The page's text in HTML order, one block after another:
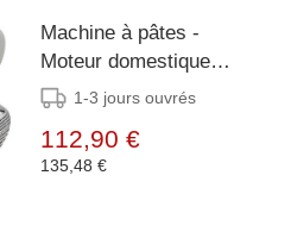
Machine à pâtes -
Moteur domestique
pour machine 207002
1-3 jours ouvrés
112,90 €
135,48 €